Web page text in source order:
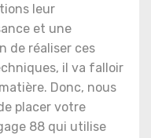
leur
et une
de réaliser ces
il va falloir
Donc, nous
placer votre
88 qui utilise